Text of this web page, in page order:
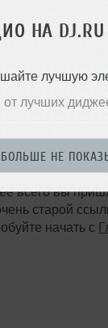
НА DJ.RU
лучшую
лучших
БОЛЬШЕ НЕ
404
всего вы
старой
начать с